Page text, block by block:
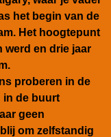
het begin van de
Het hoogtepunt
werd en drie jaar
proberen in de
in de buurt
geen
om zelfstandig